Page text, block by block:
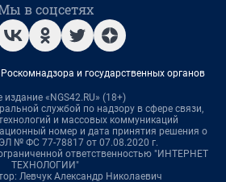
в соцсетях
и государственных органов
издание «NGS42.RU» (18+)
службой по надзору в сфере связи,
и массовых коммуникаций
номер и дата принятия решения о
№ ФС 77-78817 от 07.08.2020 г.
ответственностью "ИНТЕРНЕТ
ТЕХНОЛОГИИ"
Левчук Александр Николаевич